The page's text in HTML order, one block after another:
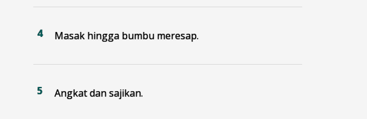
Masak hingga bumbu meresap.
Angkat dan sajikan.